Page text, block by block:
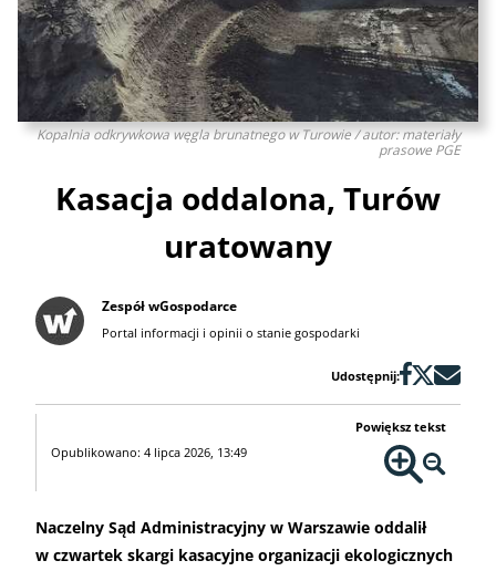
Kopalnia odkrywkowa węgla brunatnego w Turowie / autor: materiały
prasowe PGE
Kasacja oddalona, Turów
uratowany
Zespół wGospodarce
Portal informacji i opinii o stanie gospodarki
Udostępnij:
Opublikowano: 4 lipca 2026, 13:49
Powiększ tekst
Naczelny Sąd Administracyjny w Warszawie oddalił
w czwartek skargi kasacyjne organizacji ekologicznych